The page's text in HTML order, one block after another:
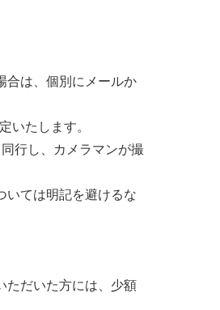
合は、個別にメールか
いたします。
行し、カメラマンが撮
いては明記を避けるな
ただいた方には、少額